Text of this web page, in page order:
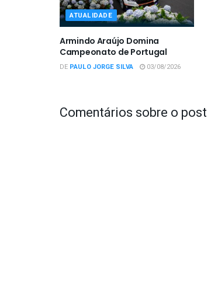
ATUALIDADE
Armindo Araújo Domina
Campeonato de Portugal
DE PAULO JORGE SILVA 03/08/2026
Comentários sobre o post